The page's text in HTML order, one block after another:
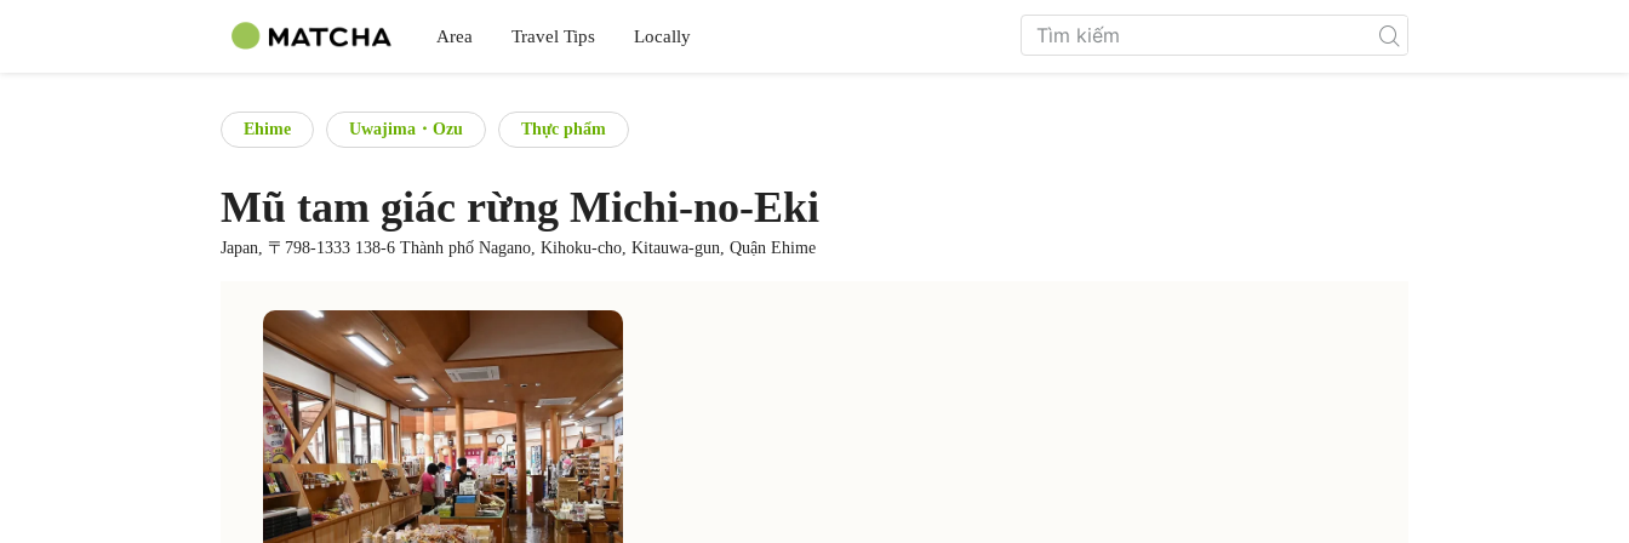
Area Travel Tips Locally
Ehime Uwajima・Ozu Thực phẩm
Mũ tam giác rừng Michi-no-Eki
Japan, 〒798-1333 138-6 Thành phố Nagano, Kihoku-cho, Kitauwa-gun, Quận Ehime